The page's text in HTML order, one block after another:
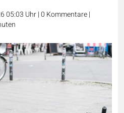
05:03 Uhr|0 Kommentare|